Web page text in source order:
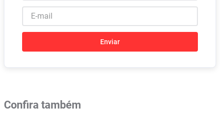
Enviar
Confira também